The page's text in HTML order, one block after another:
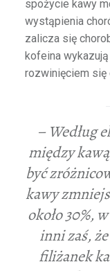
spożycie kawy
wystąpienia
zalicza się
kofeina
rozwinięciem się
– Według
między
być
kawy
około 30%,
inni zaś,
filiżanek